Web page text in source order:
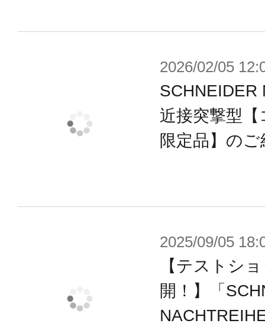
2026/02/05
SCHNEIDER
近接突撃型
限定品】のご
2025/09/05
【テストシ
開！】「